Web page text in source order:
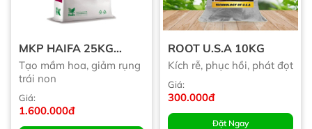
MKP HAIFA 25KG
(tạm Hết)
Tạo mầm hoa, giảm rụng
trái non
Giá:
1.600.000đ
ROOT U.S.A 10KG
Kích rễ, phục hồi, phát đọt
Giá:
300.000đ
Đặt Ngay